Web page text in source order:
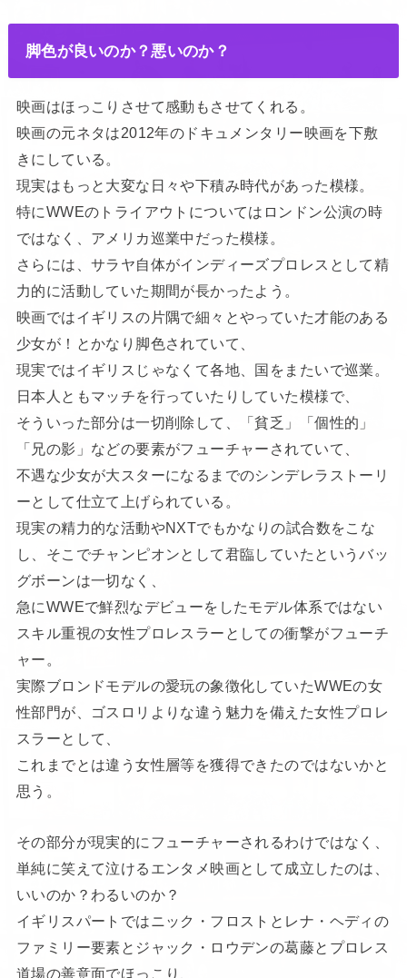
脚色が良いのか？悪いのか？
映画はほっこりさせて感動もさせてくれる。
映画の元ネタは2012年のドキュメンタリー映画を下敷
きにしている。
現実はもっと大変な日々や下積み時代があった模様。
特にWWEのトライアウトについてはロンドン公演の時
ではなく、アメリカ巡業中だった模様。
さらには、サラヤ自体がインディーズプロレスとして精
力的に活動していた期間が長かったよう。
映画ではイギリスの片隅で細々とやっていた才能のある
少女が！とかなり脚色されていて、
現実ではイギリスじゃなくて各地、国をまたいで巡業。
日本人ともマッチを行っていたりしていた模様で、
そういった部分は一切削除して、「貧乏」「個性的」
「兄の影」などの要素がフューチャーされていて、
不遇な少女が大スターになるまでのシンデレラストーリ
ーとして仕立て上げられている。
現実の精力的な活動やNXTでもかなりの試合数をこな
し、そこでチャンピオンとして君臨していたというバッ
グボーンは一切なく、
急にWWEで鮮烈なデビューをしたモデル体系ではない
スキル重視の女性プロレスラーとしての衝撃がフューチ
ャー。
実際ブロンドモデルの愛玩の象徴化していたWWEの女
性部門が、ゴスロリよりな違う魅力を備えた女性プロレ
スラーとして、
これまでとは違う女性層等を獲得できたのではないかと
思う。
その部分が現実的にフューチャーされるわけではなく、
単純に笑えて泣けるエンタメ映画として成立したのは、
いいのか？わるいのか？
イギリスパートではニック・フロストとレナ・ヘディの
ファミリー要素とジャック・ロウデンの葛藤とプロレス
道場の善意面でほっこり、